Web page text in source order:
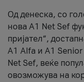
Од денеска, со
нова A1 Net Sef
пријател“,
А1 Alfa и A1
Net Sef, веќе
овозможува на